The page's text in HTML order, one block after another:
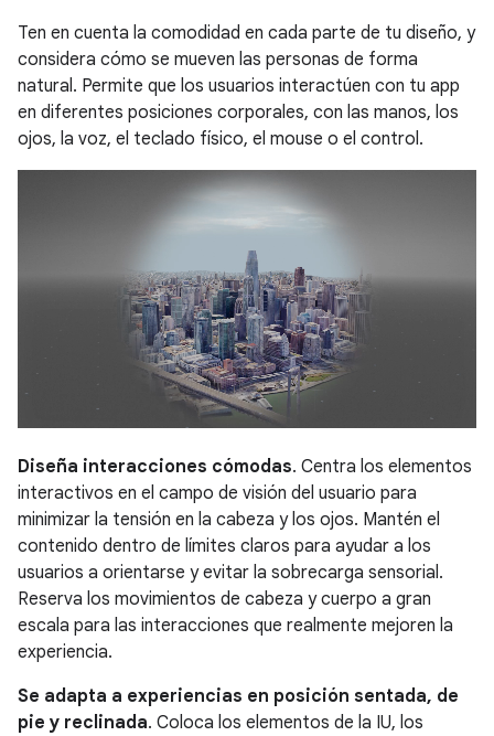
Ten en cuenta la comodidad en cada parte de tu diseño, y
considera cómo se mueven las personas de forma
natural. Permite que los usuarios interactúen con tu app
en diferentes posiciones corporales, con las manos, los
ojos, la voz, el teclado físico, el mouse o el control.
Diseña interacciones cómodas. Centra los elementos
interactivos en el campo de visión del usuario para
minimizar la tensión en la cabeza y los ojos. Mantén el
contenido dentro de límites claros para ayudar a los
usuarios a orientarse y evitar la sobrecarga sensorial.
Reserva los movimientos de cabeza y cuerpo a gran
escala para las interacciones que realmente mejoren la
experiencia.
Se adapta a experiencias en posición sentada, de
pie y reclinada. Coloca los elementos de la IU, los